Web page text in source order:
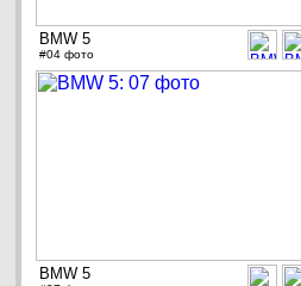
BMW 5
#04 фото
BMW 5